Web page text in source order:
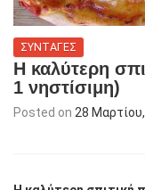
ΣΥΝΤΑΓΕΣ
H καλύτερη
1 νηστίσιμη)
Posted on 28